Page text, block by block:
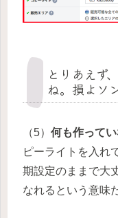
とりあえず
ね。損よソン
（5） 何も作って
ピーライトを入れ
期設定のままで大
なれるという意味